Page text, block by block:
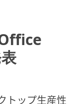
トップ生産性